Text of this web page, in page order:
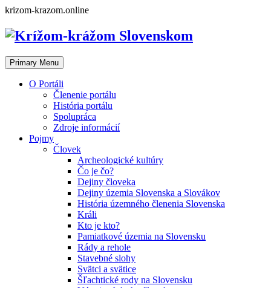
Skip
content
krizom-krazom.online
Primary Menu
O Portáli
Členenie portálu
História portálu
Spolupráca
Zdroje informácií
Pojmy
Človek
Archeologické kultúry
Čo je čo?
Dejiny človeka
Dejiny územia Slovenska a Slovákov
História územného členenia Slovenska
Králi
Kto je kto?
Pamiatkové územia na Slovensku
Rády a rehole
Stavebné slohy
Svätci a svätice
Šľachtické rody na Slovensku